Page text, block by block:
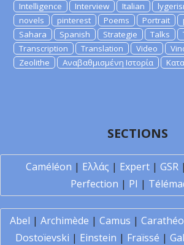
Intelligence
Interview Italian
novels
pinterest Poems Portrait
Sahara
Spanish Strategie Talks
Transcription
Translation Video
Zeolithe
Αναβαθμισμένη Ιστορία
SECTIONS
Caméléon | Ελλάς | Expert| GSR|
Perfection | PI |
Abel | Archimède | Camus |
Dostoïevski | Einstein | Fraïssé |